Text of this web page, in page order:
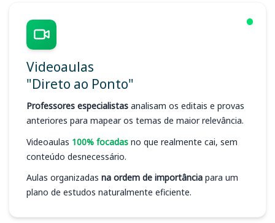
Videoaulas
"Direto ao Ponto"
Professores especialistas analisam os editais e provas
anteriores para mapear os temas de maior relevância.
Videoaulas 100% focadas no que realmente cai, sem
conteúdo desnecessário.
Aulas organizadas na ordem de importância para um
plano de estudos naturalmente eficiente.